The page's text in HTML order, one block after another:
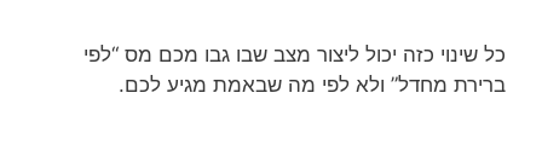
כל שינוי כזה יכול ליצור מצב שבו גבו מכם מס “לפי
ברירת מחדל” ולא לפי מה שבאמת מגיע לכם.